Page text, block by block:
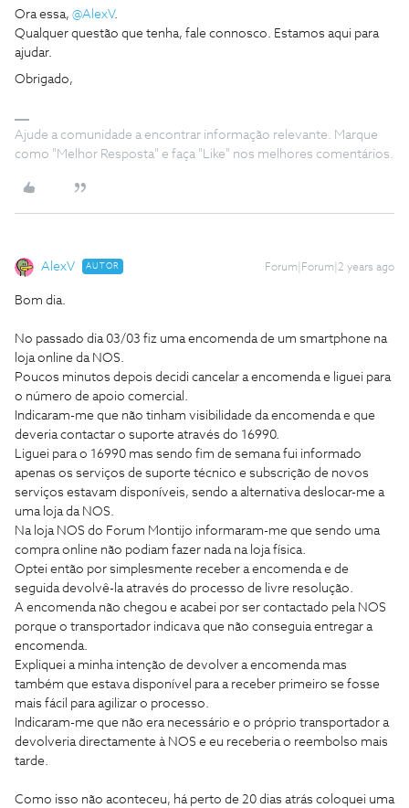
Ora essa, @AlexV.
Qualquer questão que tenha, fale connosco. Estamos aqui para
ajudar.
Obrigado,
Ajude a comunidade a encontrar informação relevante. Marque
como "Melhor Resposta" e faça "Like" nos melhores comentários.
AlexV AUTOR Forum|Forum|2 years ago
Bom dia.
No passado dia 03/03 fiz uma encomenda de um smartphone na
loja online da NOS.
Poucos minutos depois decidi cancelar a encomenda e liguei para
o número de apoio comercial.
Indicaram-me que não tinham visibilidade da encomenda e que
deveria contactar o suporte através do 16990.
Liguei para o 16990 mas sendo fim de semana fui informado
apenas os serviços de suporte técnico e subscrição de novos
serviços estavam disponíveis, sendo a alternativa deslocar-me a
uma loja da NOS.
Na loja NOS do Forum Montijo informaram-me que sendo uma
compra online não podiam fazer nada na loja física.
Optei então por simplesmente receber a encomenda e de
seguida devolvê-la através do processo de livre resolução.
A encomenda não chegou e acabei por ser contactado pela NOS
porque o transportador indicava que não conseguia entregar a
encomenda.
Expliquei a minha intenção de devolver a encomenda mas
também que estava disponível para a receber primeiro se fosse
mais fácil para agilizar o processo.
Indicaram-me que não era necessário e o próprio transportador a
devolveria directamente à NOS e eu receberia o reembolso mais
tarde.
Como isso não aconteceu, há perto de 20 dias atrás coloquei uma